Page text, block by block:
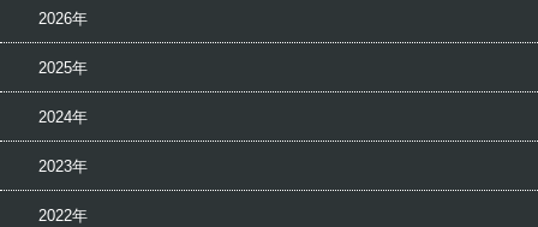
2026年
2025年
2024年
2023年
2022年